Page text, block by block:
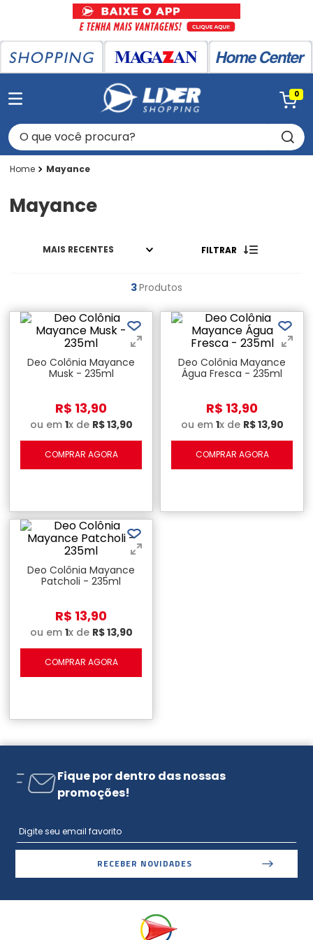
0
O que você procura?
Mayance
Mayance
MAIS RECENTES FILTRAR
3Produtos
Deo Colônia Mayance
Musk - 235ml
R$ 13,90
ou em 1x de R$13,90
COMPRAR AGORA
Deo Colônia Mayance
Água Fresca - 235ml
R$ 13,90
ou em 1x de R$13,90
COMPRAR AGORA
Deo Colônia Mayance
Patcholi - 235ml
R$ 13,90
ou em 1x de R$13,90
COMPRAR AGORA
Fique por dentro das nossas
promoções!
RECEBER NOVIDADES